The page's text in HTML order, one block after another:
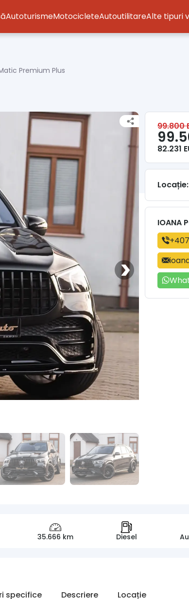
AutoturismeMotocicleteAutoutilitareAlte tipuri
Premium Plus
35.666 km Diesel
specifice Descriere Locație
99.800
82.231
Locație:
IOANA